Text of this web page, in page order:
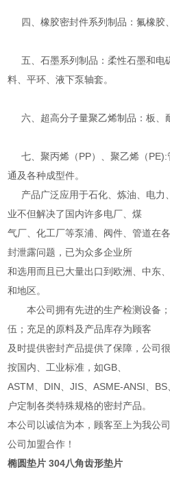
四、橡胶密封件系列制品：氟橡胶
五、石墨系列制品：柔性石墨和电
料、平环、液下泵轴套。
六、超高分子量聚乙烯制品：板、
七、聚丙烯（PP）、聚乙烯（PE):
通及各种成型件。
产品广泛应用于石化、炼油、电力
业不但解决了国内许多电厂、煤
气厂、化工厂等泵浦、阀件、管道在
封泄露问题，已为众多企业所
和选用而且已大量出口到欧洲、中东
和地区。
本公司拥有先进的生产检测设备；
伍；充足的原料及产品库存为顾客
及时提供密封产品提供了保障，公司
按国内、工业标准，如GB、
ASTM、DIN、JIS、ASME-ANSI、
户定制各类特殊规格的密封产品。
本公司以诚信为本，顾客至上为我公
公司加盟合作！
椭圆垫片 304八角齿形垫片